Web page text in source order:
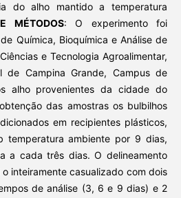
do alho mantido a temperatura
MÉTODOS: O experimento foi
Química, Bioquímica e Análise de
e Tecnologia Agroalimentar,
de Campina Grande, Campus de
alho provenientes da cidade do
das amostras os bulbilhos
em recipientes plásticos,
temperatura ambiente por 9 dias,
a cada três dias. O delineamento
inteiramente casualizado com dois
de análise (3, 6 e 9 dias) e 2